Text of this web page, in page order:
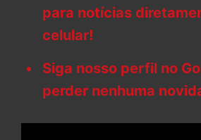
para notícias
celular!
Siga nosso perfil no
perder nenhuma